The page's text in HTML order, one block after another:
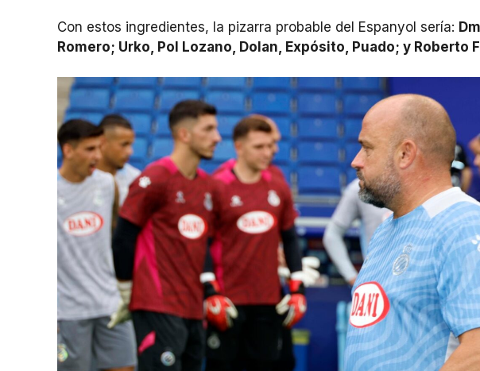
Con estos ingredientes, la pizarra probable del Espanyol sería:
Romero; Urko, Pol Lozano, Dolan, Expósito, Puado; y Roberto